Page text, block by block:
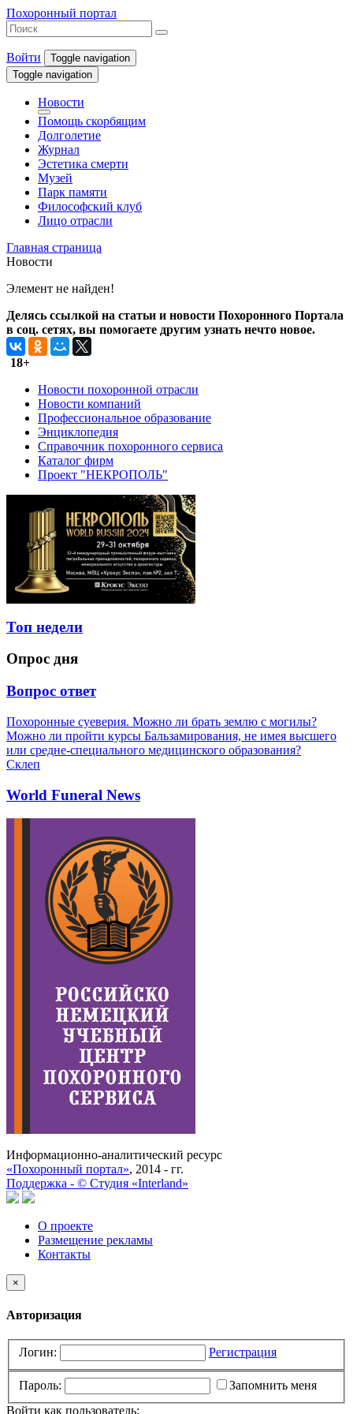
Похоронный портал
Войти
Toggle navigation
Toggle navigation
Новости
Помощь скорбящим
Долголетие
Журнал
Эстетика смерти
Музей
Парк памяти
Философский клуб
Лицо отрасли
Главная страница
Новости
Элемент не найден!
Делясь ссылкой на статьи и новости Похоронного Портала
в соц. сетях, вы помогаете другим узнать нечто новое.
18+
Новости похоронной отрасли
Новости компаний
Профессиональное образование
Энциклопедия
Справочник похоронного сервиса
Каталог фирм
Проект "НЕКРОПОЛЬ"
Топ недели
Опрос дня
Вопрос ответ
Похоронные суеверия. Можно ли брать землю с могилы?
Можно ли пройти курсы Бальзамирования, не имея высшего
или средне-специального медицинского образования?
Склеп
World Funeral News
Информационно-аналитический ресурс
«Похоронный портал», 2014 - гг.
Поддержка - © Cтудия «Interland»
О проекте
Размещение рекламы
Контакты
×
Авторизация
Логин: Регистрация
Пароль:
Запомнить меня
Войти как пользователь: